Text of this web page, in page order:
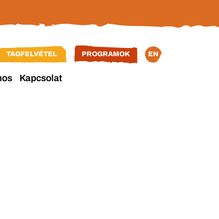
TAGFELVÉTEL PROGRAMOK EN
Kapcsolat